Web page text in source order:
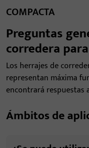
COMPACTA
Preguntas
corredera
Los herrajes de
representan máxima
encontrará respuestas
Ámbitos de